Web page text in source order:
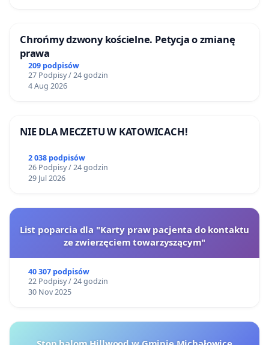
Chrońmy dzwony kościelne. Petycja o zmianę
prawa
209 podpisów
27 Podpisy / 24 godzin
4 Aug 2026
NIE DLA MECZETU W KATOWICACH!
2 038 podpisów
26 Podpisy / 24 godzin
29 Jul 2026
List poparcia dla "Karty praw pacjenta do kontaktu
ze zwierzęciem towarzyszącym"
40 307 podpisów
22 Podpisy / 24 godzin
30 Nov 2025